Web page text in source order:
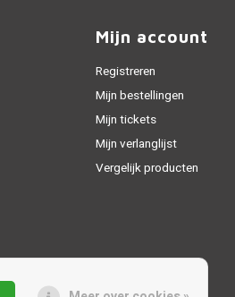
Mijn account
Registreren
Mijn bestellingen
Mijn tickets
Mijn verlanglijst
Vergelijk producten